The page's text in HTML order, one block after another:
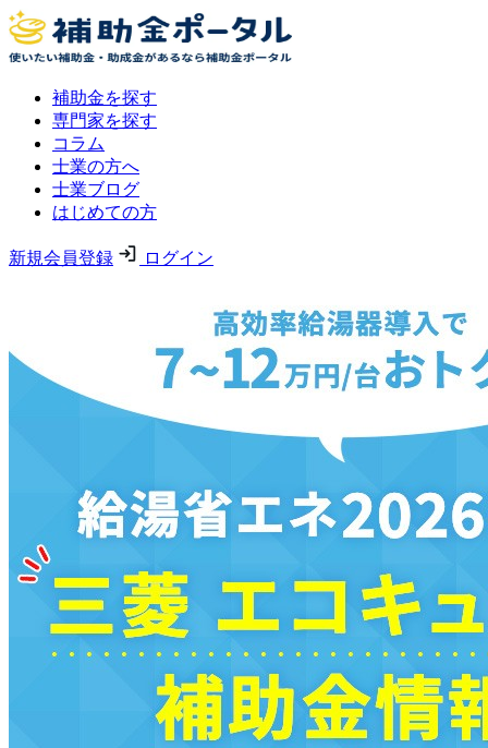
補助金を探す
専門家を探す
コラム
士業の方へ
士業ブログ
はじめての方
新規会員登録 ログイン